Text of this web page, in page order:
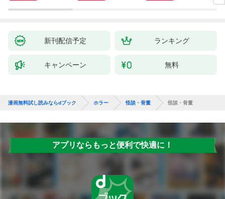
新刊配信予定 ランキング
キャンペーン 無料
漫画無料試し読みならdブック ホラー 怪談・骨董 怪談・骨董
アプリならもっと便利で快適に！